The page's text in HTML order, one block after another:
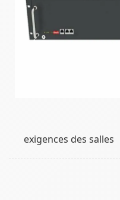
exigences des salles